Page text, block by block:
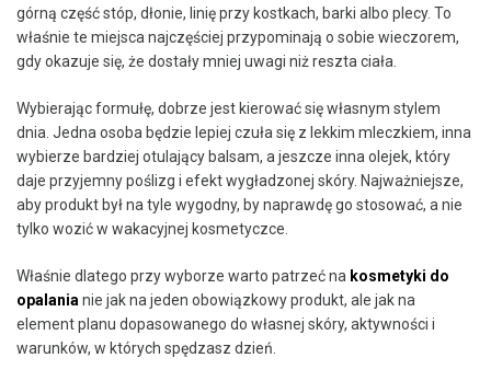
górną część stóp, dłonie, linię przy kostkach, barki albo plecy. To
właśnie te miejsca najczęściej przypominają o sobie wieczorem,
gdy okazuje się, że dostały mniej uwagi niż reszta ciała.
Wybierając formułę, dobrze jest kierować się własnym stylem
dnia. Jedna osoba będzie lepiej czuła się z lekkim mleczkiem, inna
wybierze bardziej otulający balsam, a jeszcze inna olejek, który
daje przyjemny poślizg i efekt wygładzonej skóry. Najważniejsze,
aby produkt był na tyle wygodny, by naprawdę go stosować, a nie
tylko wozić w wakacyjnej kosmetyczce.
Właśnie dlatego przy wyborze warto patrzeć na kosmetyki do
opalanianie jak na jeden obowiązkowy produkt, ale jak na
element planu dopasowanego do własnej skóry, aktywności i
warunków, w których spędzasz dzień.